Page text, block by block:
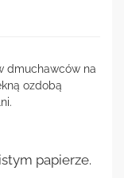
dmuchawców na
ozdobą
papierze.